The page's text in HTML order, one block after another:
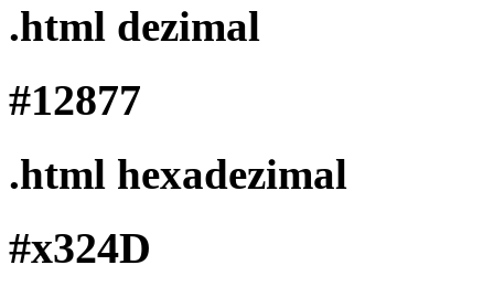
.html dezimal
#12877
.html hexadezimal
#x324D